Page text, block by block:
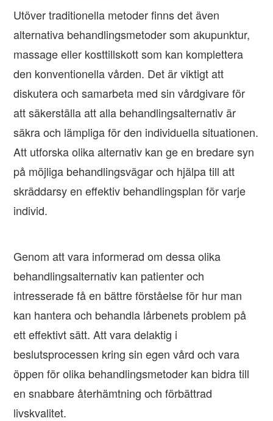
Utöver traditionella metoder finns det även
alternativa behandlingsmetoder som akupunktur,
massage eller kosttillskott som kan komplettera
den konventionella vården. Det är viktigt att
diskutera och samarbeta med sin vårdgivare för
att säkerställa att alla behandlingsalternativ är
säkra och lämpliga för den individuella situationen.
Att utforska olika alternativ kan ge en bredare syn
på möjliga behandlingsvägar och hjälpa till att
skräddarsy en effektiv behandlingsplan för varje
individ.
Genom att vara informerad om dessa olika
behandlingsalternativ kan patienter och
intresserade få en bättre förståelse för hur man
kan hantera och behandla lårbenets problem på
ett effektivt sätt. Att vara delaktig i
beslutsprocessen kring sin egen vård och vara
öppen för olika behandlingsmetoder kan bidra till
en snabbare återhämtning och förbättrad
livskvalitet.